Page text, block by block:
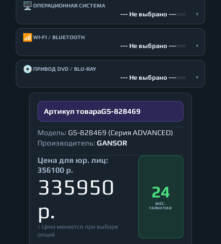
🖥️ ОПЕРАЦИОННАЯ СИСТЕМА
--- Не выбрано --- ▾
📶 WI-FI / BLUETOOTH
--- Не выбрано --- ▾
💿ПРИВОД DVD / BLU-RAY
--- Не выбрано --- ▾
Артикул товараGS-828469
Модель: GS-828469 (Серия ADVANCED)
Производитель: GANSOR
Цена для юр. лиц:
356100 р.
335950
р.
↕ Цена меняется при выборе
опций
24
МЕС.
ГАРАНТИИ